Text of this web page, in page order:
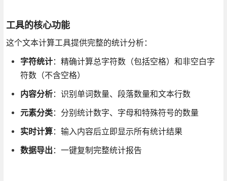
工具的核心功能
这个文本计算工具提供完整的统计分析：
字符统计：精确计算总字符数（包括空格）和非空白字
符数（不含空格）
内容分析：识别单词数量、段落数量和文本行数
元素分类：分别统计数字、字母和特殊符号的数量
实时计算：输入内容后立即显示所有统计结果
数据导出 ：一键复制完整统计报告